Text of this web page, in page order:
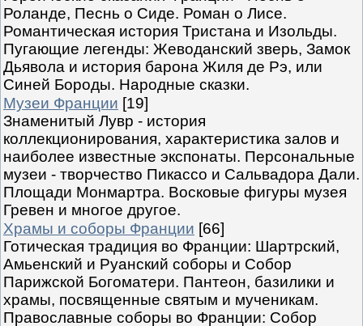
Роланде, Песнь о Сиде. Роман о Лисе.
Романтическая история Тристана и Изольды.
Пугающие легенды: Жеводанский зверь, Замок
Дьявола и история барона Жиля де Рэ, или
Синей Бороды. Народные сказки.
Музеи Франции [19]
Знаменитый Лувр - история
коллекционирования, характеристика залов и
наиболее известные экспонаты. Персональные
музеи - творчество Пикассо и Сальвадора Дали.
Площади Монмартра. Восковые фигуры музея
Гревен и многое другое.
Храмы и соборы Франции [66]
Готическая традиция во Франции: Шартрский,
Амьенский и Руанский соборы и Собор
Парижской Богоматери. Пантеон, базилики и
храмы, посвященные святым и мученикам.
Православные соборы во Франции: Собор